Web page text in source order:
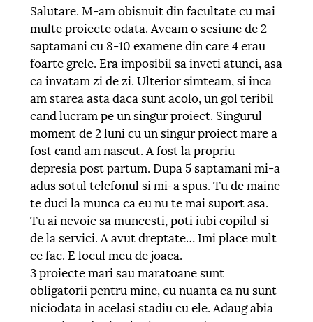
Salutare. M-am obisnuit din facultate cu mai
multe proiecte odata. Aveam o sesiune de 2
saptamani cu 8-10 examene din care 4 erau
foarte grele. Era imposibil sa inveti atunci, asa
ca invatam zi de zi. Ulterior simteam, si inca
am starea asta daca sunt acolo, un gol teribil
cand lucram pe un singur proiect. Singurul
moment de 2 luni cu un singur proiect mare a
fost cand am nascut. A fost la propriu
depresia post partum. Dupa 5 saptamani mi-a
adus sotul telefonul si mi-a spus. Tu de maine
te duci la munca ca eu nu te mai suport asa.
Tu ai nevoie sa muncesti, poti iubi copilul si
de la servici. A avut dreptate… Imi place mult
ce fac. E locul meu de joaca.
3 proiecte mari sau maratoane sunt
obligatorii pentru mine, cu nuanta ca nu sunt
niciodata in acelasi stadiu cu ele. Adaug abia